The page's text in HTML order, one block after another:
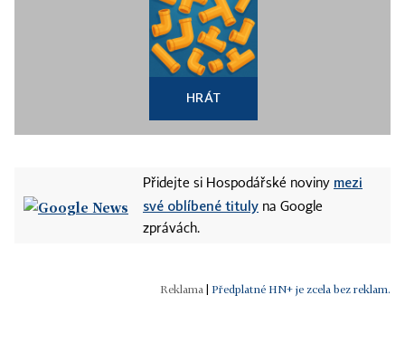
HRÁT
Přidejte si Hospodářské noviny mezi
své oblíbené tituly na Google
zprávách.
Předplatné HN+ je zcela bez reklam.